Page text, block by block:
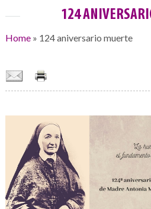
124
Home» 124 aniversario muerte